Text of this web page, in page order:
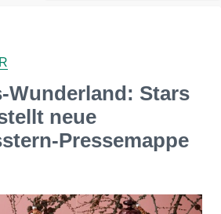
Wunderland: Stars
neue
Pressemappe